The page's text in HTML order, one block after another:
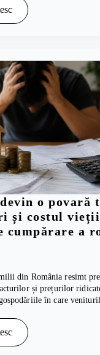
o povară
și costul
cumpărare a
din România resimt
și prețurilor
în care